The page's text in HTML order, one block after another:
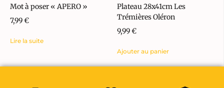
Mot à poser « APERO »
7,99€
Lire la suite
Plateau 28x41cm Les
Trémières Oléron
9,99€
Ajouter au panier